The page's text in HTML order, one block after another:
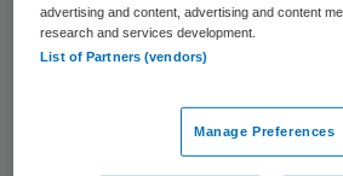
van patiënten beter bij het
betrekken. Als voorbeeld
noemt de zorgverzekeraar
afspraken die een patiënt in
advertising and content, advertising and content
research and services development.
List of Partners (vendors)
Manage Preferences